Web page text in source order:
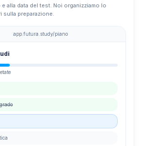
alla data del test. Noi organizziamo lo
preparazione.
app.futura.study/piano